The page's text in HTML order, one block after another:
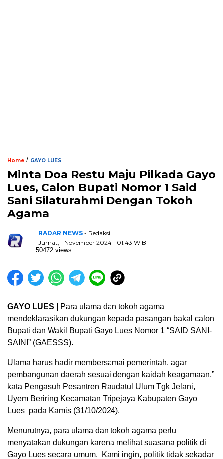
Home / GAYO LUES
Minta Doa Restu Maju Pilkada Gayo
Lues, Calon Bupati Nomor 1 Said
Sani Silaturahmi Dengan Tokoh
Agama
RADAR NEWS - Redaksi
Jumat, 1 November 2024 - 01:43 WIB
50472 views
GAYO LUES |
Para ulama dan tokoh agama
mendeklarasikan dukungan kepada pasangan bakal calon
Bupati dan Wakil Bupati Gayo Lues Nomor 1 “SAID SANI-
SAINI” (GAESSS).
Ulama harus hadir membersamai pemerintah. agar
pembangunan daerah sesuai dengan kaidah keagamaan,”
kata Pengasuh Pesantren Raudatul Ulum Tgk Jelani,
Uyem Beriring Kecamatan Tripejaya Kabupaten Gayo
Lues pada Kamis (31/10/2024).
Menurutnya, para ulama dan tokoh agama perlu
menyatakan dukungan karena melihat suasana politik di
Gayo Lues secara umum. Kami ingin, politik tidak sekadar